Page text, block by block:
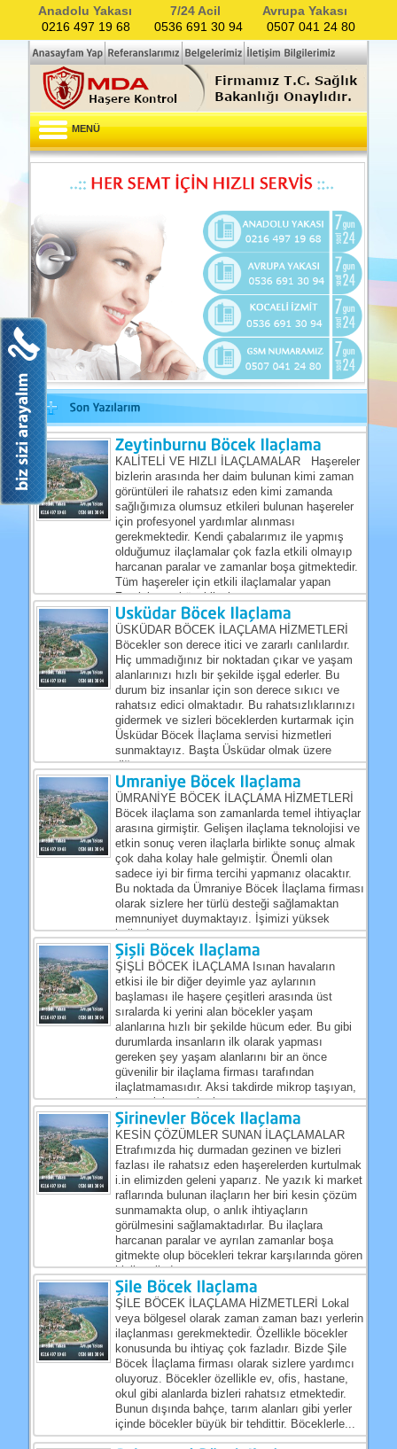
Anadolu Yakası 7/24 Acil
Avrupa Yakası
0216 497 19 68
0536 691 30 94 0507 041 24 80
MENÜ
KALİTELİ VE HIZLI İLAÇLAMALAR Haşereler
bizlerin arasında her daim bulunan kimi zaman
görüntüleri ile rahatsız eden kimi zamanda
sağlığımıza olumsuz etkileri bulunan haşereler
için profesyonel yardımlar alınması
gerekmektedir. Kendi çabalarımız ile yapmış
olduğumuz ilaçlamalar çok fazla etkili olmayıp
harcanan paralar ve zamanlar boşa gitmektedir.
Tüm haşereler için etkili ilaçlamalar yapan
Zeytinburnu böcekilaçlama...
ÜSKÜDAR BÖCEK İLAÇLAMA HİZMETLERİ
Böcekler son derece itici ve zararlı canlılardır.
Hiç ummadığınız bir noktadan çıkar ve yaşam
alanlarınızı hızlı bir şekilde işgal ederler. Bu
durum biz insanlar için son derece sıkıcı ve
rahatsız edici olmaktadır. Bu rahatsızlıklarınızı
gidermek ve sizleri böceklerden kurtarmak için
Üsküdar Böcek İlaçlama servisi hizmetleri
sunmaktayız. Başta Üsküdar olmak üzere
diğer...
ÜMRANİYE BÖCEK İLAÇLAMA HİZMETLERİ
Böcek ilaçlama son zamanlarda temel ihtiyaçlar
arasına girmiştir. Gelişen ilaçlama teknolojisi ve
etkin sonuç veren ilaçlarla birlikte sonuç almak
çok daha kolay hale gelmiştir. Önemli olan
sadece iyi bir firma tercihi yapmanız olacaktır.
Bu noktada da Ümraniye Böcek İlaçlama firması
olarak sizlere her türlü desteği sağlamaktan
memnuniyet duymaktayız. İşimizi yüksek
kalitede, sorunsuz...
ŞİŞLİ BÖCEK İLAÇLAMA Isınan havaların
etkisi ile bir diğer deyimle yaz aylarının
başlaması ile haşere çeşitleri arasında üst
sıralarda ki yerini alan böcekler yaşam
alanlarına hızlı bir şekilde hücum eder. Bu gibi
durumlarda insanların ilk olarak yapması
gereken şey yaşam alanlarını bir an önce
güvenilir bir ilaçlama firması tarafından
ilaçlatmamasıdır. Aksi takdirde mikrop taşıyan,
kan emici veya hızlı...
KESİN ÇÖZÜMLER SUNAN İLAÇLAMALAR
Etrafımızda hiç durmadan gezinen ve bizleri
fazlası ile rahatsız eden haşerelerden kurtulmak
i.in elimizden geleni yaparız. Ne yazık ki market
raflarında bulunan ilaçların her biri kesin çözüm
sunmamakta olup, o anlık ihtiyaçların
görülmesini sağlamaktadırlar. Bu ilaçlara
harcanan paralar ve ayrılan zamanlar boşa
gitmekte olup böcekleri tekrar karşılarında gören
kişiler çileden...
ŞİLE BÖCEK İLAÇLAMA HİZMETLERİ Lokal
veya bölgesel olarak zaman zaman bazı yerlerin
ilaçlanması gerekmektedir. Özellikle böcekler
konusunda bu ihtiyaç çok fazladır. Bizde Şile
Böcek İlaçlama firması olarak sizlere yardımcı
oluyoruz. Böcekler özellikle ev, ofis, hastane,
okul gibi alanlarda bizleri rahatsız etmektedir.
Bunun dışında bahçe, tarım alanları gibi yerler
içinde böcekler büyük bir tehdittir. Böceklerle...